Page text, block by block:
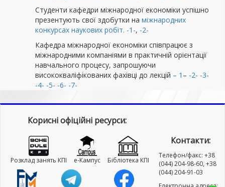
Студенти кафедри міжнародної економіки успішно
презентують свої здобутки на міжнародних
конкурсах наукових робіт. -1-, -2-
Кафедра міжнародної економіки співпрацює з
міжнародними компаніями в практичній орієнтації
навчального процесу, запрошуючи
висококваліфікованих фахівці до лекцій – 1 – -2- -3-
-4- -5- -6- -7-
Корисні офіційні ресурси:
Розклад занять КПІ e-Кампус Бібліотека КПІ
Контакти:
Телефон/факс: +38
(044) 204-98-60, +38
(044) 204-91-03